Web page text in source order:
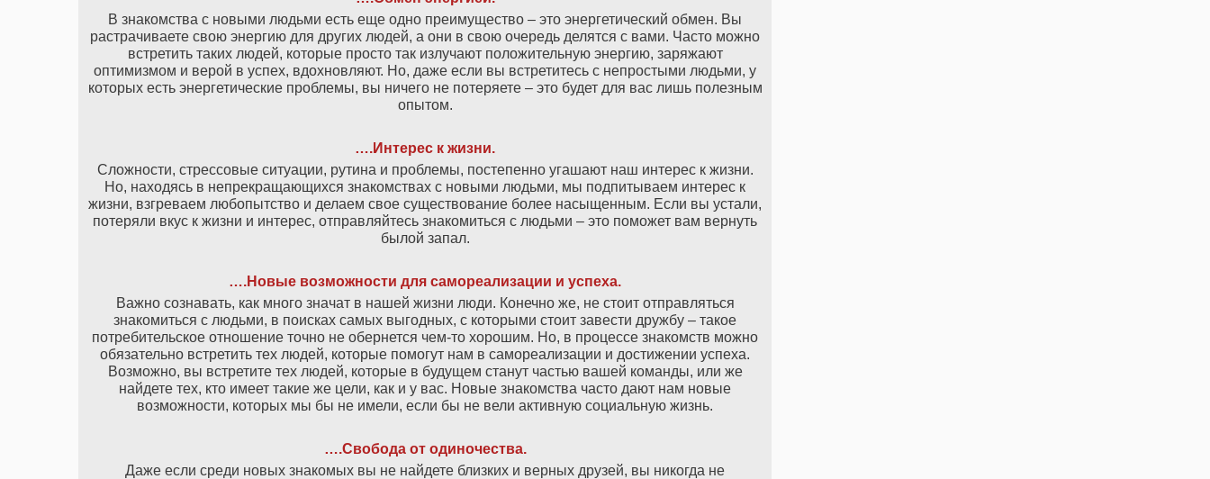
В знакомства с новыми людьми есть еще одно преимущество – это энергетический обмен. Вы
растрачиваете свою энергию для других людей, а они в свою очередь делятся с вами. Часто можно
встретить таких людей, которые просто так излучают положительную энергию, заряжают
оптимизмом и верой в успех, вдохновляют. Но, даже если вы встретитесь с непростыми людьми, у
которых есть энергетические проблемы, вы ничего не потеряете – это будет для вас лишь полезным
опытом.
….Интерес к жизни.
Сложности, стрессовые ситуации, рутина и проблемы, постепенно угашают наш интерес к жизни.
Но, находясь в непрекращающихся знакомствах с новыми людьми, мы подпитываем интерес к
жизни, взгреваем любопытство и делаем свое существование более насыщенным. Если вы устали,
потеряли вкус к жизни и интерес, отправляйтесь знакомиться с людьми – это поможет вам вернуть
былой запал.
….Новые возможности для самореализации и успеха.
Важно сознавать, как много значат в нашей жизни люди. Конечно же, не стоит отправляться
знакомиться с людьми, в поисках самых выгодных, с которыми стоит завести дружбу – такое
потребительское отношение точно не обернется чем-то хорошим. Но, в процессе знакомств можно
обязательно встретить тех людей, которые помогут нам в самореализации и достижении успеха.
Возможно, вы встретите тех людей, которые в будущем станут частью вашей команды, или же
найдете тех, кто имеет такие же цели, как и у вас. Новые знакомства часто дают нам новые
возможности, которых мы бы не имели, если бы не вели активную социальную жизнь.
….Свобода от одиночества.
Даже если среди новых знакомых вы не найдете близких и верных друзей, вы никогда не